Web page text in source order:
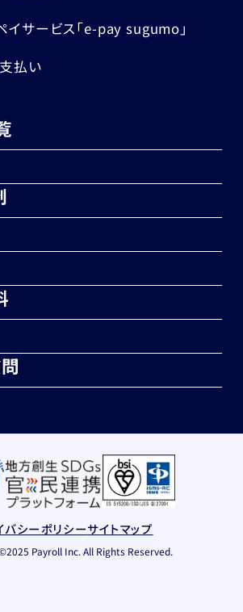
イサービス「e-pay sugumo」
払い
バシーポリシーサイトマップ
Payroll Inc. All Rights Reserved.